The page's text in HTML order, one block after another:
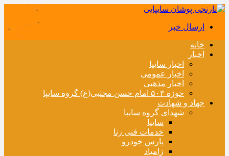
ارسال خبر
خانه
اخبار
اخبار سایپا
اخبار عمومی
اخبار مذهبی
حوزه ۵۰۳ امام حسن مجتبی(ع) گروه سایپا
جهاد و شهادت
شهدای گروه سایپا
سایپا
خدمات فنی رنا
پارس خودرو
زامیاد